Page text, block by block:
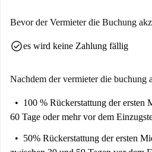
Fuß erreichbar sind. Erleben Sie dieses
Bevor der Vermieter die Buchung
check_circlees wird keine Zahlung fällig
Nachdem der vermieter die buchung
100 % Rückerstattung der ersten
60 Tage oder mehr vor dem
50% Rückerstattung der ersten